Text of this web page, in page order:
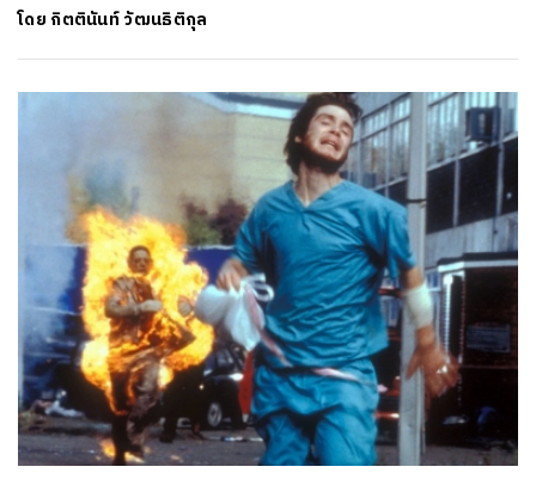
โดย กิตตินันท์ วัฒนธิติกุล